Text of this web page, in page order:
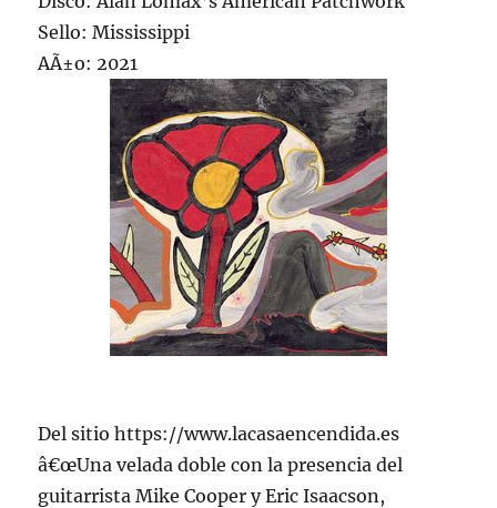
Sello: Mississippi
AÃ±o: 2021
Del sitio https://www.lacasaencendida.es
â€œUna velada doble con la presencia del
guitarrista Mike Cooper y Eric Isaacson,